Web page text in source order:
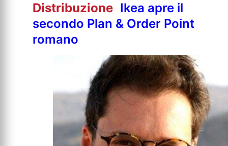
Distribuzione Ikea apre il
secondo Plan & Order Point
romano